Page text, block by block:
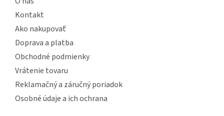
Kontakt
Ako nakupovať
Doprava a platba
Obchodné podmienky
Vrátenie tovaru
Reklamačný a záručný poriadok
Osobné údaje a ich ochrana